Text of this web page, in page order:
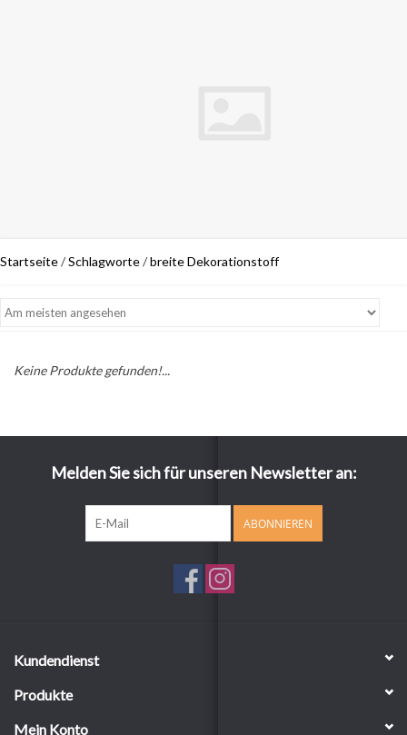
Startseite/Schlagworte/breite Dekorationstoff
Keine Produkte gefunden!...
Melden Sie sich für unseren Newsletter an:
ABONNIEREN
Kundendienst
Produkte
Mein Konto